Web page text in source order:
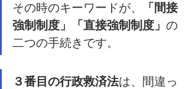
その時のキーワードが、
「間接
強制制度」「直接強制制度」 の
二つの手続きです。
３番目の行政救済法は、間違っ